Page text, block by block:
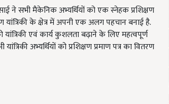
ने सभी मैकेनिक अभ्यर्थियों को एक स्नेहक प्रशिक्षण
के क्षेत्र में अपनी एक अलग पहचान बनाई है.
एवं कार्य कुशलता बढ़ाने के लिए महत्वपूर्ण
अभ्यर्थियों को प्रशिक्षण प्रमाण पत्र का वितरण